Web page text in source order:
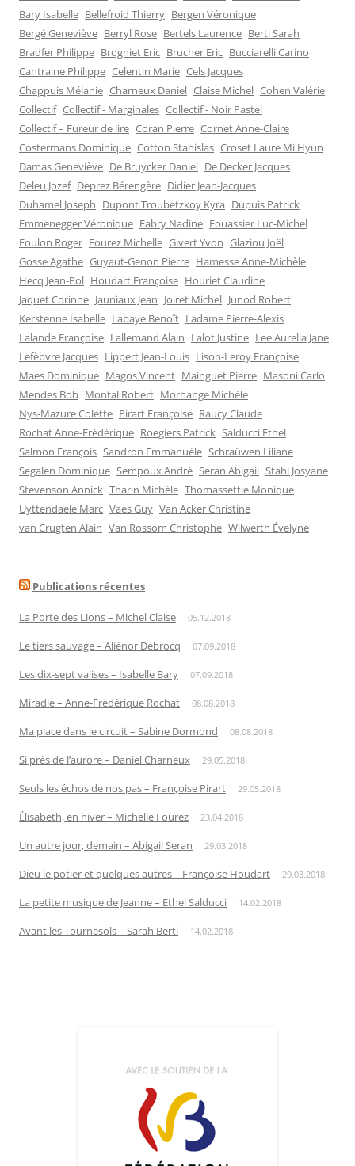
e
n
ê
t
r
e
)
f
n
ê
t
r
e
)
f
e
n
ê
t
r
e
)
e
o
u
v
e
l
l
e
f
n
t
r
e
)
Bary Isabelle Bellefroid Thierry Bergen Véronique
Bergé Geneviève Berryl Rose Bertels Laurence Berti Sarah
Bradfer Philippe Brogniet Eric Brucher Eric Bucciarelli Carino
Cantraine Philippe Celentin Marie Cels Jacques
Chappuis Mélanie Charneux Daniel Claise Michel Cohen Valérie
Collectif Collectif - Marginales Collectif - Noir Pastel
Collectif – Fureur de lire Coran Pierre Cornet Anne-Claire
Costermans Dominique Cotton Stanislas Croset Laure Mi Hyun
Damas Geneviève De Bruycker Daniel De Decker Jacques
Deleu Jozef Deprez Bérengère Didier Jean-Jacques
Duhamel Joseph Dupont Troubetzkoy Kyra Dupuis Patrick
Emmenegger Véronique Fabry Nadine Fouassier Luc-Michel
Foulon Roger Fourez Michelle Givert Yvon Glaziou Joël
Gosse Agathe Guyaut-Genon Pierre Hamesse Anne-Michèle
Hecq Jean-Pol Houdart Françoise Houriet Claudine
Jaquet Corinne Jauniaux Jean Joiret Michel Junod Robert
Kerstenne Isabelle Labaye Benoît Ladame Pierre-Alexis
Lalande Françoise Lallemand Alain Lalot Justine Lee Aurelia Jane
Lefèbvre Jacques Lippert Jean-Louis Lison-Leroy Françoise
Maes Dominique Magos Vincent Mainguet Pierre Masoni Carlo
Mendes Bob Montal Robert Morhange Michèle
Nys-Mazure Colette Pirart Françoise Raucy Claude
Rochat Anne-Frédérique Roegiers Patrick Salducci Ethel
Salmon François Sandron Emmanuèle Schraûwen Liliane
Segalen Dominique Sempoux André Seran Abigail Stahl Josyane
Stevenson Annick Tharin Michèle Thomassettie Monique
Uyttendaele Marc Vaes Guy Van Acker Christine
van Crugten Alain Van Rossom Christophe Wilwerth Évelyne
Publications récentes
La Porte des Lions – Michel Claise 05.12.2018
Le tiers sauvage – Aliénor Debrocq 07.09.2018
Les dix-sept valises – Isabelle Bary 07.09.2018
Miradie – Anne-Frédérique Rochat 08.08.2018
Ma place dans le circuit – Sabine Dormond 08.08.2018
Si près de l’aurore – Daniel Charneux 29.05.2018
Seuls les échos de nos pas – Françoise Pirart 29.05.2018
Élisabeth, en hiver – Michelle Fourez 23.04.2018
Un autre jour, demain – Abigail Seran 29.03.2018
Dieu le potier et quelques autres – Françoise Houdart 29.03.2018
La petite musique de Jeanne – Ethel Salducci 14.02.2018
Avant les Tournesols – Sarah Berti 14.02.2018